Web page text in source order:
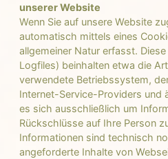
unserer Website
Wenn Sie auf unsere Website
automatisch mittels eines
allgemeiner Natur erfasst.
Logfiles) beinhalten etwa die
verwendete Betriebssystem,
Internet-Service-Providers und
es sich ausschließlich um
Rückschlüsse auf Ihre Person
Informationen sind technisch
angeforderte Inhalte von